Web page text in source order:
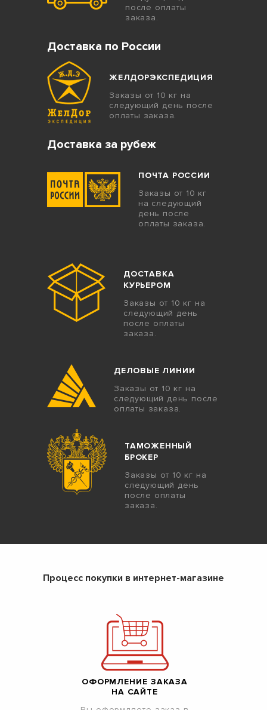
после оплаты
заказа.
Доставка по России
ЖЕЛДОРЭКСПЕДИЦИЯ
Заказы от 10 кг на
следующий день после
оплаты заказа.
Доставка за рубеж
ПОЧТА РОССИИ
Заказы от 10 кг
на следующий
день после
оплаты заказа.
ДОСТАВКА
КУРЬЕРОМ
Заказы от 10 кг на
следующий день
после оплаты
заказа.
ДЕЛОВЫЕ ЛИНИИ
Заказы от 10 кг на
следующий день после
оплаты заказа.
ТАМОЖЕННЫЙ
БРОКЕР
Заказы от 10 кг на
следующий день
после оплаты
заказа.
Процесс покупки в интернет-магазине
ОФОРМЛЕНИЕ ЗАКАЗА
НА САЙТЕ